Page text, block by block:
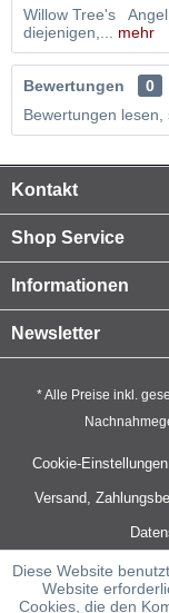
Willow Tree's
diejenigen,...
mehr
Bewertungen
0
Bewertungen lesen,
Kontakt
Shop Service
Informationen
Newsletter
* Alle Preise inkl.
Cookie-Einstellungen
Versand,
Diese Website
Website
Cookies, die den